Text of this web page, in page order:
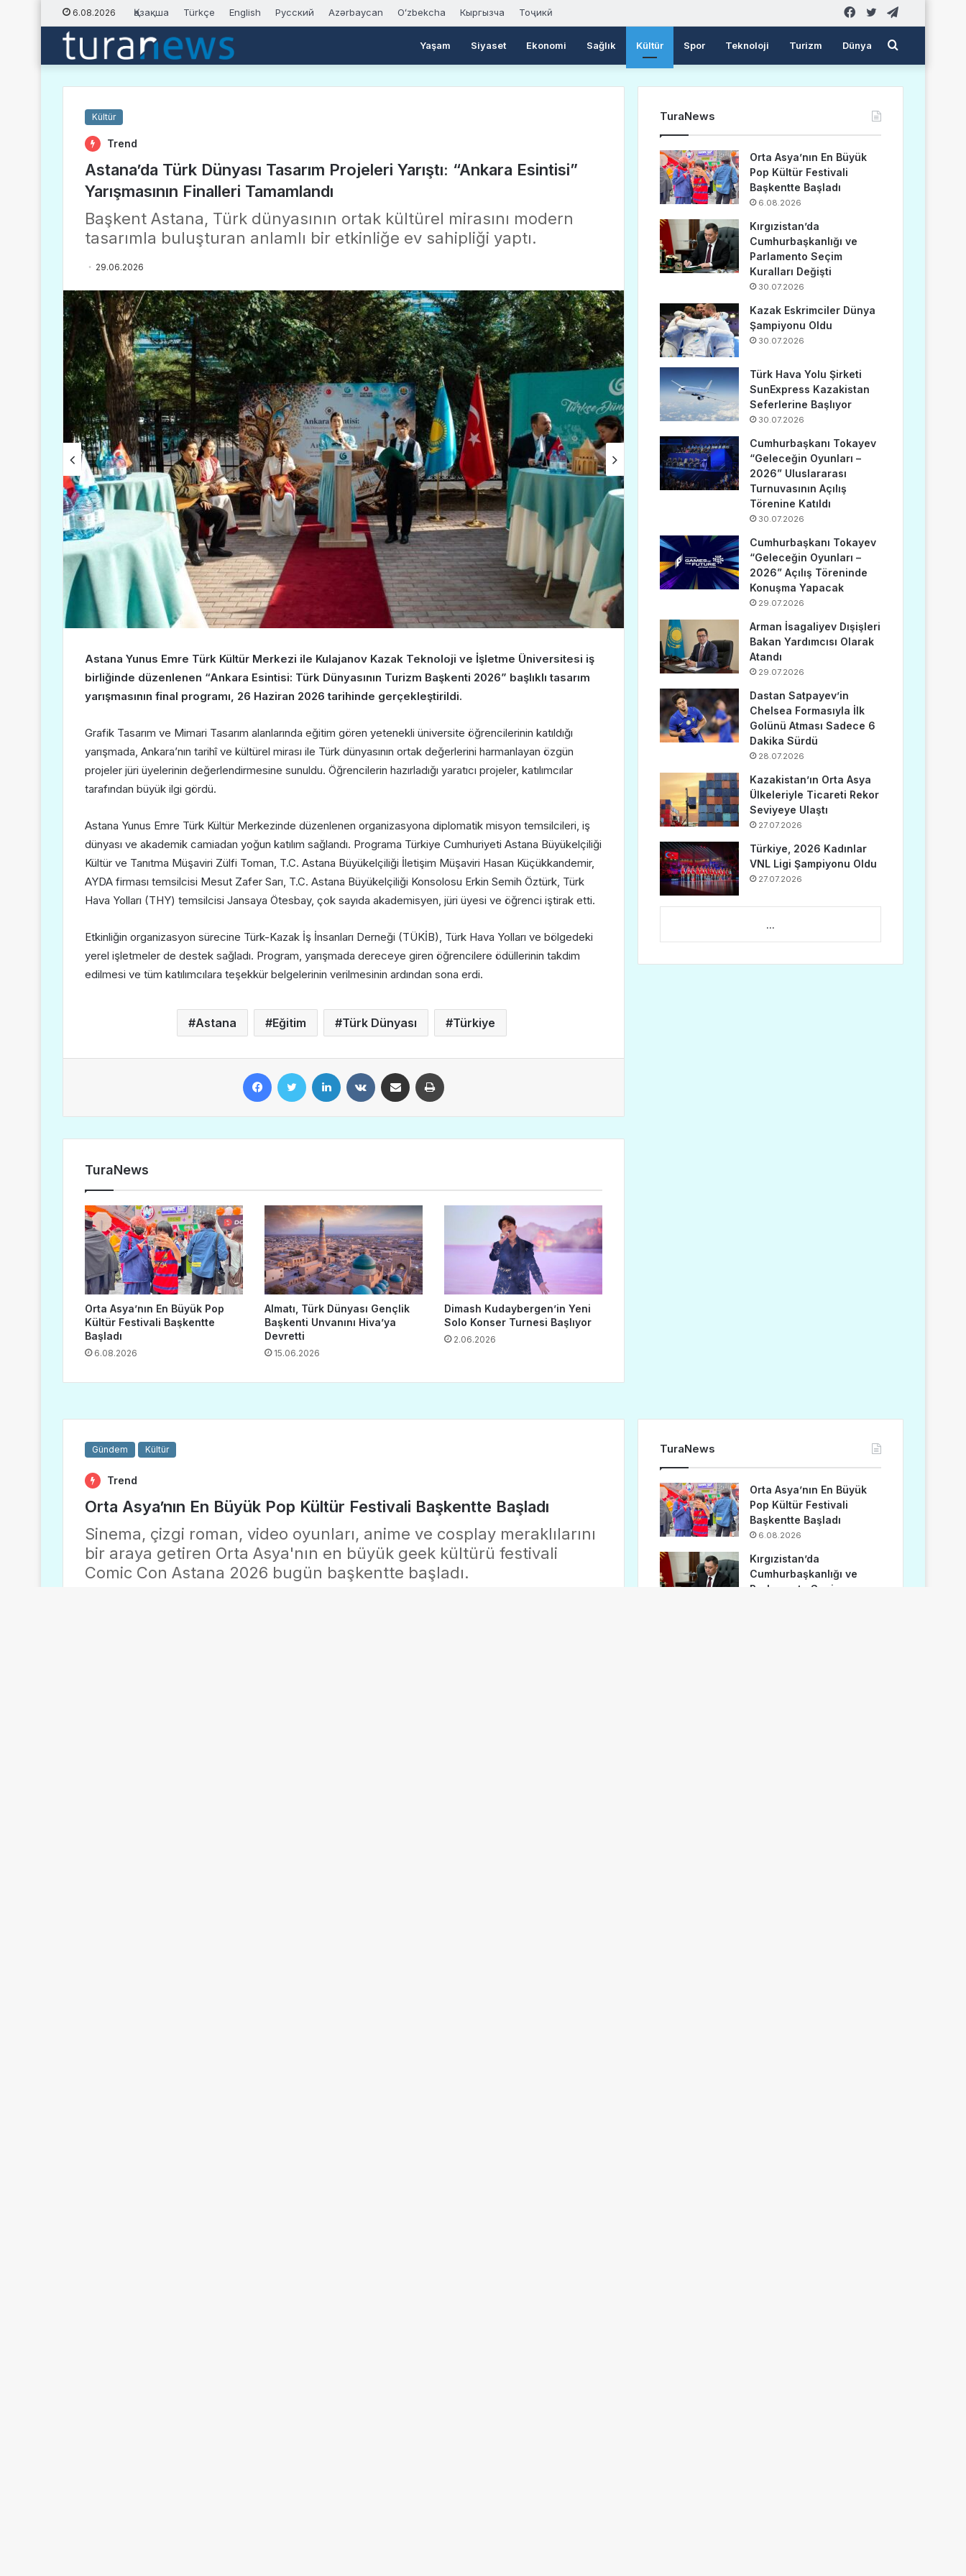
6.08.2026 Қазақша Türkçe English Русский Azərbaycan Oʻzbekcha Кыргызча Тоҷикӣ Twitter
Facebook
Yaşam Siyaset Ekonomi Sağlık Kültür Spor Teknoloji Turizm Dünya Arama
yap
Kültür
Trend
Astana’da Türk Dünyası Tasarım Projeleri Yarıştı: “Ankara Esintisi”
Yarışmasının Finalleri Tamamlandı
Başkent Astana, Türk dünyasının ortak kültürel mirasını modern
tasarımla buluşturan anlamlı bir etkinliğe ev sahipliği yaptı.
29.06.2026
Astana Yunus Emre Türk Kültür Merkezi ile Kulajanov Kazak Teknoloji ve İşletme Üniversitesi iş
birliğinde düzenlenen “Ankara Esintisi: Türk Dünyasının Turizm Başkenti 2026” başlıklı tasarım
yarışmasının final programı, 26 Haziran 2026 tarihinde gerçekleştirildi.
Grafik Tasarım ve Mimari Tasarım alanlarında eğitim gören yetenekli üniversite öğrencilerinin katıldığı
yarışmada, Ankara’nın tarihî ve kültürel mirası ile Türk dünyasının ortak değerlerini harmanlayan özgün
projeler jüri üyelerinin değerlendirmesine sunuldu. Öğrencilerin hazırladığı yaratıcı projeler, katılımcılar
tarafından büyük ilgi gördü.
Astana Yunus Emre Türk Kültür Merkezinde düzenlenen organizasyona diplomatik misyon temsilcileri, iş
dünyası ve akademik camiadan yoğun katılım sağlandı. Programa Türkiye Cumhuriyeti Astana Büyükelçiliği
Kültür ve Tanıtma Müşaviri Zülfi Toman, T.C. Astana Büyükelçiliği İletişim Müşaviri Hasan Küçükkandemir,
AYDA firması temsilcisi Mesut Zafer Sarı, T.C. Astana Büyükelçiliği Konsolosu Erkin Semih Öztürk, Türk
Hava Yolları (THY) temsilcisi Jansaya Ötesbay, çok sayıda akademisyen, jüri üyesi ve öğrenci iştirak etti.
Etkinliğin organizasyon sürecine Türk-Kazak İş İnsanları Derneği (TÜKİB), Türk Hava Yolları ve bölgedeki
yerel işletmeler de destek sağladı. Program, yarışmada dereceye giren öğrencilere ödüllerinin takdim
edilmesi ve tüm katılımcılara teşekkür belgelerinin verilmesinin ardından sona erdi.
Astana Eğitim Türk Dünyası Türkiye
TuraNews
Orta Asya’nın En Büyük Pop
Kültür Festivali Başkentte
Başladı
6.08.2026
Almatı, Türk Dünyası Gençlik
Başkenti Unvanını Hiva’ya
Devretti
15.06.2026
Dimash Kudaybergen’in Yeni
Solo Konser Turnesi Başlıyor
2.06.2026
TuraNews
Orta Asya’nın En Büyük
Pop Kültür Festivali
Başkentte Başladı
6.08.2026
Kırgızistan’da
Cumhurbaşkanlığı ve
Parlamento Seçim
Kuralları Değişti
30.07.2026
Kazak Eskrimciler Dünya
Şampiyonu Oldu
30.07.2026
Türk Hava Yolu Şirketi
SunExpress Kazakistan
Seferlerine Başlıyor
30.07.2026
Cumhurbaşkanı Tokayev
“Geleceğin Oyunları –
2026” Uluslararası
Turnuvasının Açılış
Törenine Katıldı
30.07.2026
Cumhurbaşkanı Tokayev
“Geleceğin Oyunları –
2026” Açılış Töreninde
Konuşma Yapacak
29.07.2026
Arman İsagaliyev Dışişleri
Bakan Yardımcısı Olarak
Atandı
29.07.2026
Dastan Satpayev’in
Chelsea Formasıyla İlk
Golünü Atması Sadece 6
Dakika Sürdü
28.07.2026
Kazakistan’ın Orta Asya
Ülkeleriyle Ticareti Rekor
Seviyeye Ulaştı
27.07.2026
Türkiye, 2026 Kadınlar
VNL Ligi Şampiyonu Oldu
27.07.2026
...